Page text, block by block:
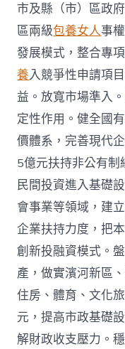
市及縣（市）區政
區兩級包養女人事
發展模式，整合專
養入競爭性申請項
益。放寬市場準入
定性作用。健全國
價體系，完善現代
5億元扶持非公有
民間投資進入基礎
會事業等領域，建
企業扶持力度，把
創新投融資模式。
產，做實濱河新區
住房、體育、文化
元，提高市政基礎
解財政收支壓力。